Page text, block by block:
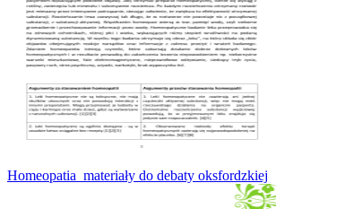
Homeopatia_materiały do debaty oksfordzkiej